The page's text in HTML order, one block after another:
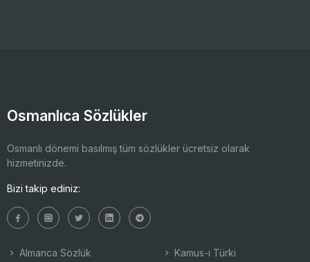
Osmanlıca Sözlükler
Osmanlı dönemi basılmış tüm sözlükler ücretsiz olarak
hizmetinizde.
Bizi takip ediniz:
Almanca Sözlük Kamus-ı Türki